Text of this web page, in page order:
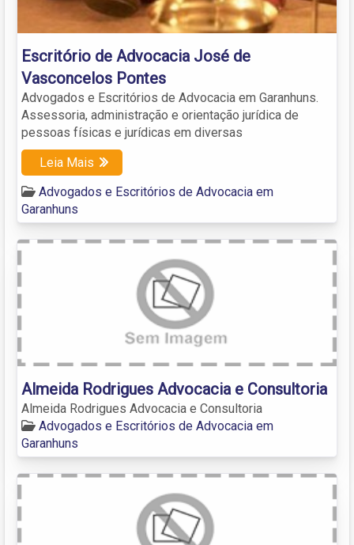
Escritório de Advocacia José de
Vasconcelos Pontes
Advogados e Escritórios de Advocacia em Garanhuns.
Assessoria, administração e orientação jurídica de
pessoas físicas e jurídicas em diversas
Leia Mais
Advogados e Escritórios de Advocacia em
Garanhuns
Almeida Rodrigues Advocacia e Consultoria
Almeida Rodrigues Advocacia e Consultoria
Advogados e Escritórios de Advocacia em
Garanhuns